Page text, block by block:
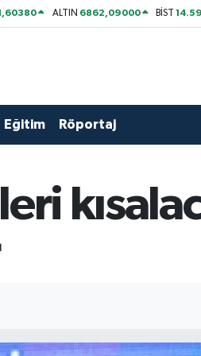
ALTIN 6862,09000 BİST
Eğitim Röportaj